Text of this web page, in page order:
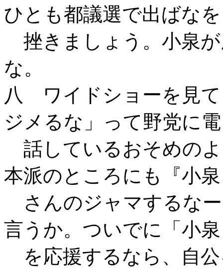
ひとも都議選で出ばなを
挫きましょう。小泉
な。
八 ワイドショーを見
ジメるな」って野党に電
話しているおそめの
本派のところにも『小泉
さんのジャマするな
言うか。ついでに「小泉
を応援するなら、自